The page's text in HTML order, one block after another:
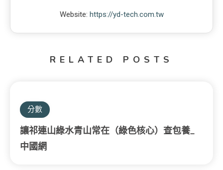
Website: https://yd-tech.com.tw
RELATED POSTS
分數
讓祁連山綠水青山常在（綠色核心）查包養_
中國網